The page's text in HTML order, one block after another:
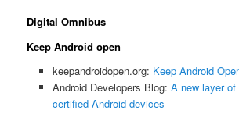
Digital Omnibus
Keep Android open
keepandroidopen.org: Keep Android
Android Developers Blog: A new layer
certified Android devices